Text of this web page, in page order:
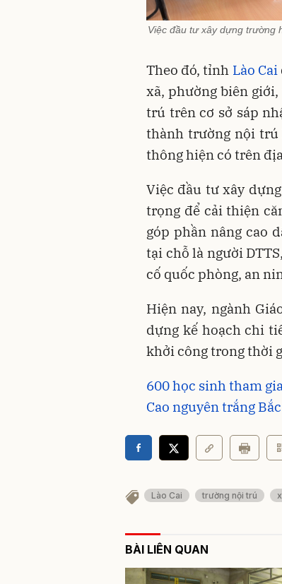
Việc đầu tư xây dựng trường
Theo đó, tỉnh Lào Cai
xã, phường biên
trú trên cơ sở sáp
thành trường nội trú
thông hiện có trên
Việc đầu tư xây
trọng để cải thiện
góp phần nâng cao
tại chỗ là người
cố quốc phòng, an
Hiện nay, ngành
dựng kế hoạch chi
khởi công trong thời
600 học sinh tham
Cao nguyên trắng
Lào Cai trường nội trú
BÀI LIÊN QUAN